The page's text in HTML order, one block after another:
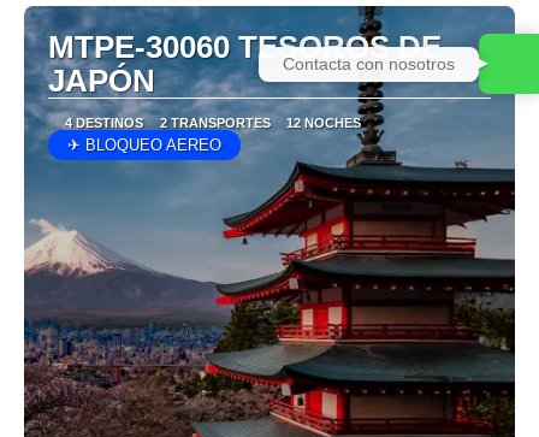
MTPE-30060 TESOROS DE
JAPÓN
4 DESTINOS 2 TRANSPORTES 12 NOCHES
✈ BLOQUEO AEREO
Contacta con nosotros